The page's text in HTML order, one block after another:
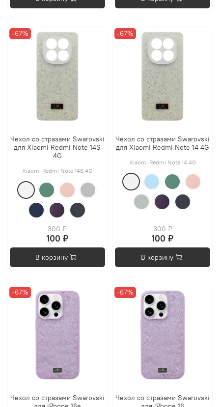
-67%
Чехол со стразами Swarovski
для Xiaomi Redmi Note 14S
4G
Xiaomi Redmi Note 14S 4G
300 ₽
100 ₽
В корзину
-67%
Чехол со стразами Swarovski
для Xiaomi Redmi Note 14 4G
Xiaomi Redmi Note 14 4G
300 ₽
100 ₽
В корзину
-67%
Чехол со стразами Swarovski
-67%
Чехол со стразами Swarovski